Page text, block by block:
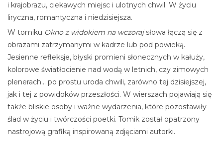
i krajobrazu, ciekawych miejsc i ulotnych chwil. W życiu
liryczna, romantyczna i niedzisiejsza.
W tomiku Okno z widokiem na wczoraj słowa łączą się z
obrazami zatrzymanymi w kadrze lub pod powieką.
Jesienne refleksje, błyski promieni słonecznych w kałuży,
kolorowe światłocienie nad wodą w letnich, czy zimowych
plenerach... po prostu uroda chwili, zarówno tej dzisiejszej,
jak i tej z powidoków przeszłości. W wierszach pojawiają się
także bliskie osoby i ważne wydarzenia, które pozostawiły
ślad w życiu i twórczości poetki. Tomik został opatrzony
nastrojową grafiką inspirowaną zdjęciami autorki.